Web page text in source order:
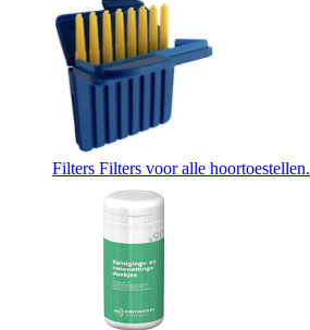
Filters Filters voor alle hoortoestellen.